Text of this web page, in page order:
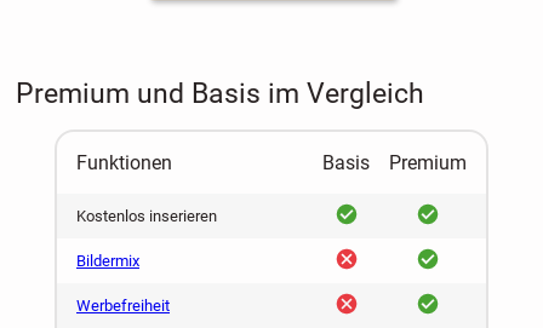
Premium und Basis im Vergleich
Funktionen Basis Premium
Kostenlos inserieren ja ja
Bildermix nein ja
Werbefreiheit nein ja